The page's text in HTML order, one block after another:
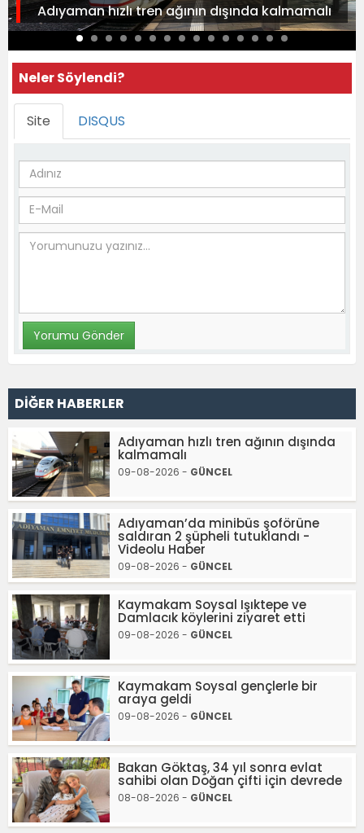
Adıyaman hızlı tren ağının dışında kalmamalı
Neler Söylendi?
Site DISQUS
DİĞER HABERLER
Adıyaman hızlı tren ağının dışında
kalmamalı
09-08-2026 - GÜNCEL
Adıyaman’da minibüs şoförüne
saldıran 2 şüpheli tutuklandı -
Videolu Haber
09-08-2026 - GÜNCEL
Kaymakam Soysal Işıktepe ve
Damlacık köylerini ziyaret etti
09-08-2026 - GÜNCEL
Kaymakam Soysal gençlerle bir
araya geldi
09-08-2026 - GÜNCEL
Bakan Göktaş, 34 yıl sonra evlat
sahibi olan Doğan çifti için devrede
08-08-2026 - GÜNCEL